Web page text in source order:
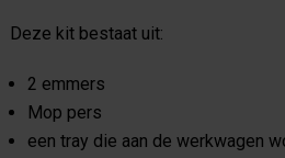
Deze kit bestaat uit:
2 emmers
Mop pers
een tray die aan de werkwagen